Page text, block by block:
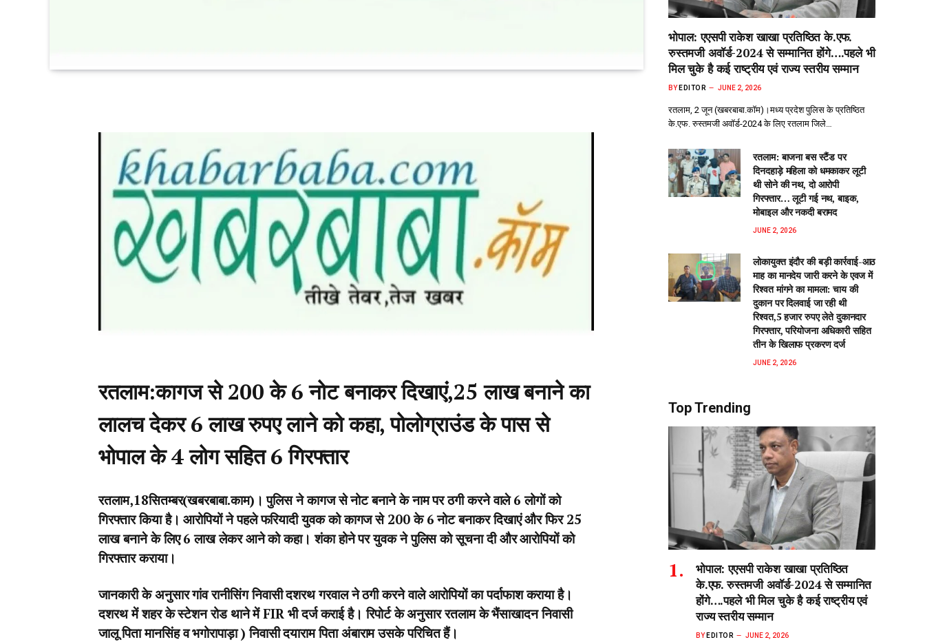
रतलाम:कागज से 200 के 6 नोट बनाकर दिखाएं,25 लाख बनाने का
लालच देकर 6 लाख रुपए लाने को कहा, पोलोग्राउंड के पास से
भोपाल के 4 लोग सहित 6 गिरफ्तार
रतलाम,18सितम्बर(खबरबाबा.काम)। पुलिस ने कागज से नोट बनाने के नाम पर ठगी करने वाले 6 लोगों को
गिरफ्तार किया है। आरोपियों ने पहले फरियादी युवक को कागज से 200 के 6 नोट बनाकर दिखाएं और फिर 25
लाख बनाने के लिए 6 लाख लेकर आने को कहा। शंका होने पर युवक ने पुलिस को सूचना दी और आरोपियों को
गिरफ्तार कराया।
जानकारी के अनुसार गांव रानीसिंग निवासी दशरथ गरवाल ने ठगी करने वाले आरोपियों का पर्दाफाश कराया है।
दशरथ में शहर के स्टेशन रोड थाने में FIR भी दर्ज कराई है। रिपोर्ट के अनुसार रतलाम के भैंसाखादन निवासी
जालू पिता मानसिंह व भगोरापाड़ा ) निवासी दयाराम पिता अंबाराम उसके परिचित हैं।
भोपाल: एएसपी राकेश‌ खाखा प्रतिष्ठित के.एफ.
रुस्तमजी अवॉर्ड-2024 से सम्मानित होंगे….पहले भी
मिल चुके है कई राष्ट्रीय एवं राज्य स्तरीय सम्मान
BY EDITOR JUNE 2, 2026
रतलाम, 2 जून (खबरबाबा.कॉम)।मध्य प्रदेश पुलिस के प्रतिष्ठित
के.एफ. रुस्तमजी अवॉर्ड-2024 के लिए रतलाम जिले…
रतलाम: बाजना बस स्टैंड पर
दिनदहाड़े महिला को धमकाकर लूटी
थी सोने की नथ, दो आरोपी
गिरफ्तार… लूटी गई नथ, बाइक,
मोबाइल और नकदी बरामद
JUNE 2, 2026
लोकायुक्त इंदौर की बड़ी कार्रवाई-आठ
माह का मानदेय जारी करने के एवज में
रिश्वत मांगने का मामला: चाय की
दुकान पर दिलवाई जा रही थी
रिश्वत,5 हजार रुपए लेते दुकानदार
गिरफ्तार, परियोजना अधिकारी सहित
तीन के खिलाफ प्रकरण दर्ज
JUNE 2, 2026
Top Trending
भोपाल: एएसपी राकेश‌ खाखा प्रतिष्ठित
के.एफ. रुस्तमजी अवॉर्ड-2024 से सम्मानित
होंगे….पहले भी मिल चुके है कई राष्ट्रीय एवं
राज्य स्तरीय सम्मान
BY EDITOR JUNE 2, 2026